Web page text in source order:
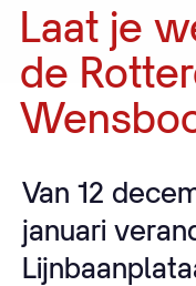
Laat je
de
Van 12
januari